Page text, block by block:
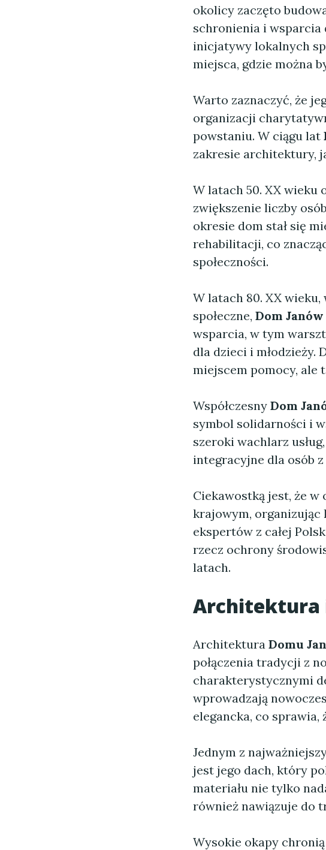
okolicy zaczęto
schronienia i wsparcia
inicjatywy lokalnych
miejsca, gdzie można
Warto zaznaczyć, że
organizacji
powstaniu. W ciągu lat
zakresie architektury,
W latach 50. XX wieku
zwiększenie liczby
okresie dom stał się
rehabilitacji, co
społeczności.
W latach 80. XX
społeczne, Dom Janów
wsparcia, w tym
dla dzieci i młodzieży.
miejscem pomocy, ale
Współczesny Dom
symbol solidarności i
szeroki wachlarz
integracyjne dla osób
Ciekawostką jest, że w
krajowym, organizując
ekspertów z całej
rzecz ochrony
latach.
Architektura
Architektura Domu
połączenia tradycji z
charakterystycznymi
wprowadzają
elegancka, co
Jednym z
jest jego dach, który
materiału nie tylko
również nawiązuje do
Wysokie okapy